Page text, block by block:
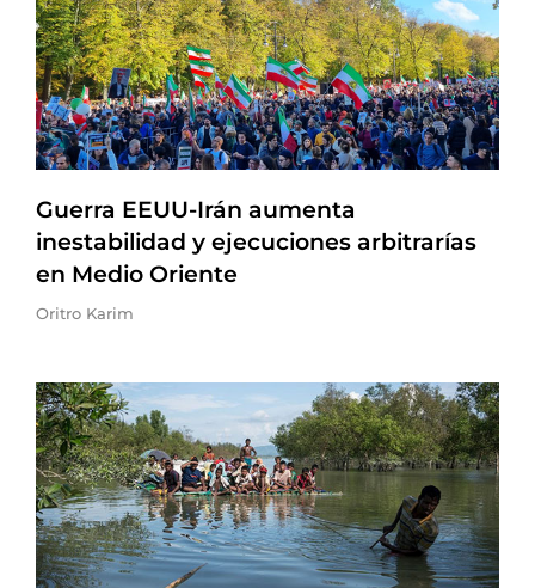
Guerra EEUU-Irán aumenta
inestabilidad y ejecuciones arbitrarías
en Medio Oriente
Oritro Karim